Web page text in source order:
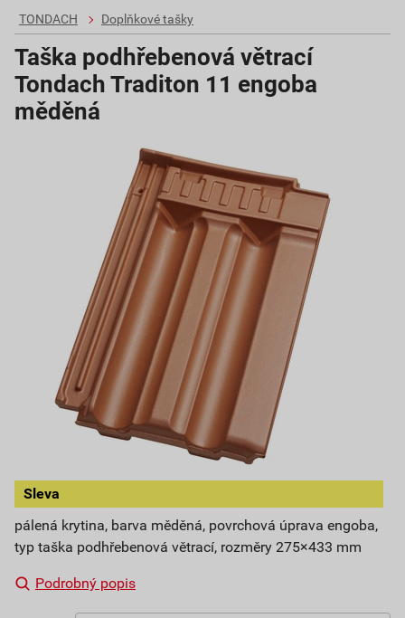
TONDACH
Doplňkové tašky
Taška podhřebenová větrací
Tondach Traditon 11 engoba
měděná
Sleva
pálená krytina, barva měděná, povrchová úprava engoba,
typ taška podhřebenová větrací, rozměry 275×433 mm
Podrobný popis